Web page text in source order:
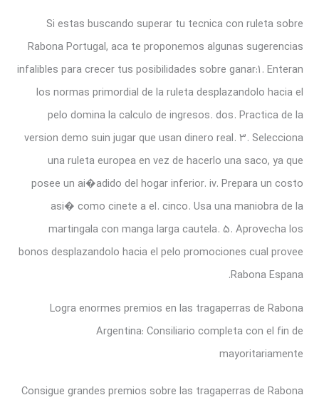
Si estas buscando superar tu tecnica con ruleta sobre
Rabona Portugal, aca te proponemos algunas sugerencias
infalibles para crecer tus posibilidades sobre ganar:1. Enteran
los normas primordial de la ruleta desplazandolo hacia el
pelo domina la calculo de ingresos. dos. Practica de la
version demo suin jugar que usan dinero real. 3. Selecciona
una ruleta europea en vez de hacerlo una saco, ya que
posee un ai�adido del hogar inferior. iv. Prepara un costo
asi� como cinete a el. cinco. Usa una maniobra de la
martingala con manga larga cautela. 5. Aprovecha los
bonos desplazandolo hacia el pelo promociones cual provee
Rabona Espana.
Logra enormes premios en las tragaperras de Rabona
Argentina: Consiliario completa con el fin de
mayoritariamente
Consigue grandes premios sobre las tragaperras de Rabona